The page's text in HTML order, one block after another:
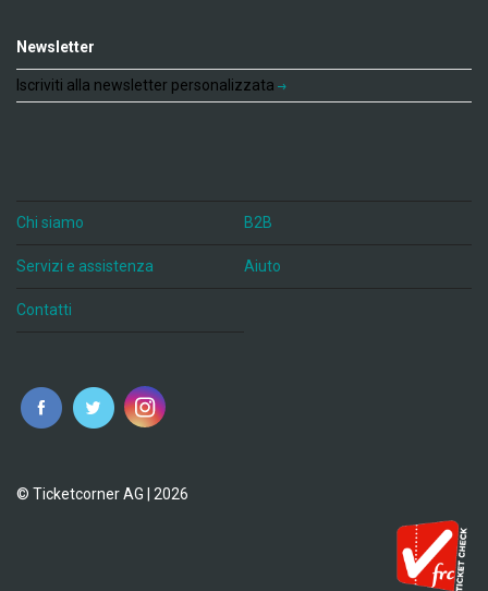
Newsletter
Iscriviti alla newsletter personalizzata
Chi siamo B2B
Servizi e assistenza Aiuto
Contatti
© Ticketcorner AG | 2026